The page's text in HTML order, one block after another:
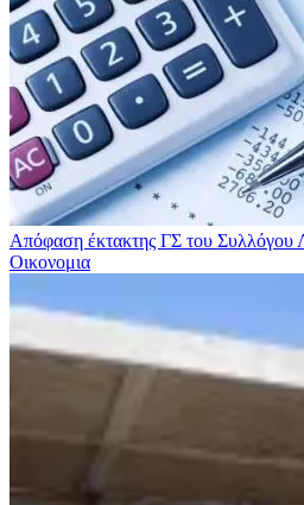
Απόφαση έκτακτης ΓΣ του Συλλόγου
Οικονομια